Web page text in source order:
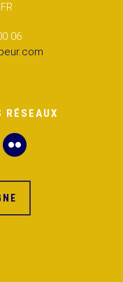
06
RÉSEAUX
flickr